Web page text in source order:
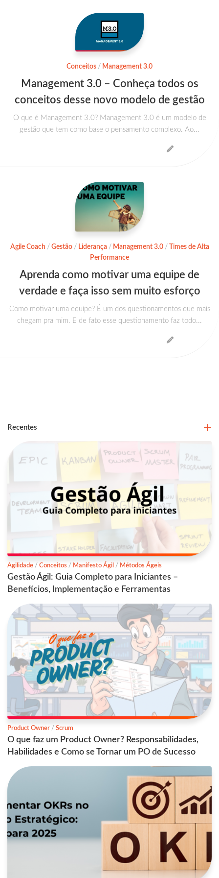
Conceitos / Management 3.0
Management 3.0 – Conheça todos os
conceitos desse novo modelo de gestão
O que é Management 3.0? Management 3.0 é um modelo de
gestão que tem como base o pensamento complexo. Ao...
Agile Coach / Gestão/ Liderança/ Management 3.0/
Times de Alta
Performance
Aprenda como motivar uma equipe de
verdade e faça isso sem muito esforço
Como motivar uma equipe? É um dos questionamentos que mais
chegam pra mim. E de fato esse questionamento faz todo...
Recentes
Agilidade / Conceitos / Manifesto Ágil / Métodos Ágeis
Gestão Ágil: Guia Completo para Iniciantes –
Benefícios, Implementação e Ferramentas
Product Owner / Scrum
O que faz um Product Owner? Responsabilidades,
Habilidades e Como se Tornar um PO de Sucesso